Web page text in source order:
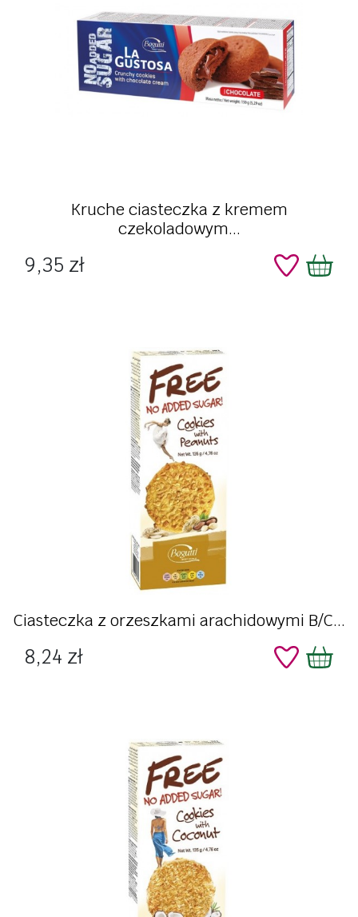
Kruche ciasteczka z kremem
czekoladowym...
Cena
9,35 zł
Ciasteczka z orzeszkami arachidowymi B/C...
Cena
8,24 zł